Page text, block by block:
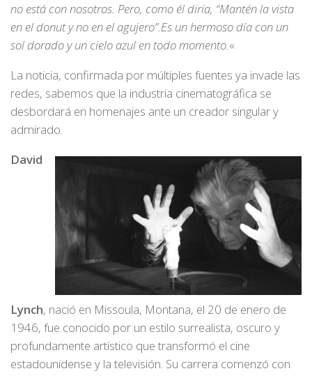
no está con nosotros. Pero, como él diría, “Mantén la vista
en el donut y no en el agujero”.Es un hermoso día con un
sol dorado y un cielo azul en todo momento.«
La noticia, confirmada por múltiples fuentes ya invade las
redes, sabemos que la industria cinematográfica se
desbordará en homenajes ante un creador singular y
admirado.
David
Lynch, nació en Missoula, Montana, el 20 de enero de
1946, fue conocido por un estilo surrealista, oscuro y
profundamente artístico que transformó el cine
estadounidense y la televisión. Su carrera comenzó con